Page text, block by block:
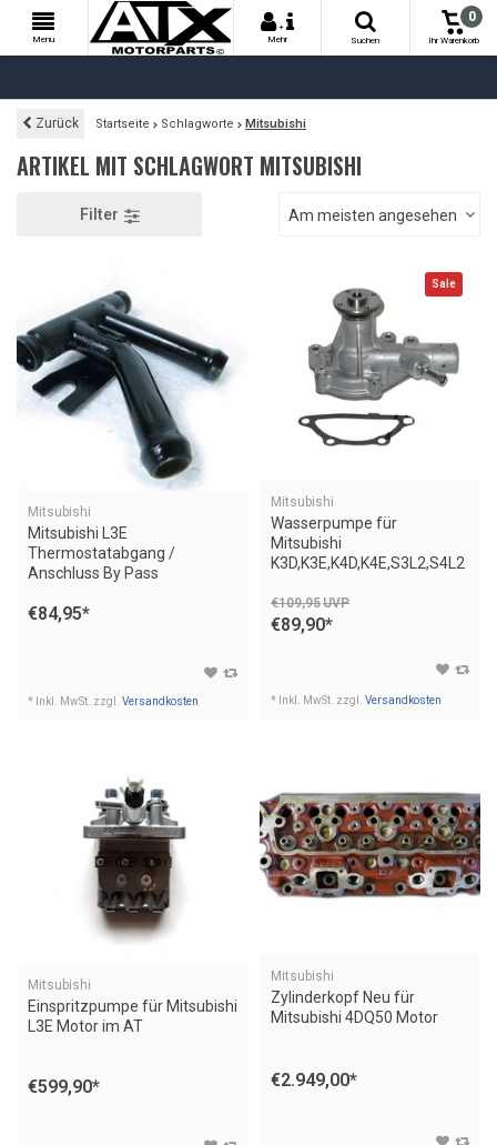
Menu
+
Mehr
Suchen
0
Ihr Warenkorb
Zurück Startseite Schlagworte Mitsubishi
ARTIKEL MIT SCHLAGWORT MITSUBISHI
Filter Am meisten angesehen
Mitsubishi
Mitsubishi L3E
Thermostatabgang /
Anschluss By Pass
Minibagger
€84,95*
* Inkl. MwSt. zzgl. Versandkosten
Sale
Mitsubishi
Wasserpumpe für
Mitsubishi
K3D,K3E,K4D,K4E,S3L2,S4L2
€109,95UVP
€89,90*
* Inkl. MwSt. zzgl. Versandkosten
Mitsubishi
Einspritzpumpe für Mitsubishi
L3E Motor im AT
€599,90*
Mitsubishi
Zylinderkopf Neu für
Mitsubishi 4DQ50 Motor
€2.949,00*